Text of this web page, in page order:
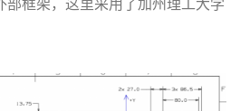
部框架，这里采用了加州理工大学